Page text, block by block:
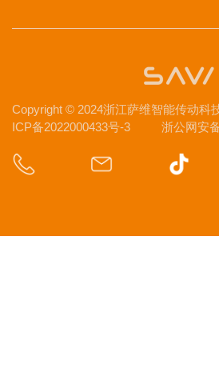
Copyright © 2024浙江萨维智能传动科
ICP备2022000433号-3
浙公网安